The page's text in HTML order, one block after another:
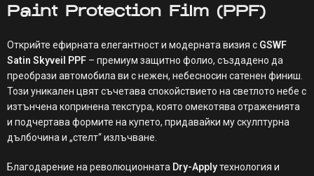
Paint Protection Film (PPF)
Открийте ефирната елегантност и модерната визия с GSWF
Satin Skyveil PPF – премиум защитно фолио, създадено да
преобрази автомобила ви с нежен, небесносин сатенен финиш.
Този уникален цвят съчетава спокойствието на светлото небе с
изтънчена копринена текстура, която омекотява отраженията
и подчертава формите на купето, придавайки му скулптурна
дълбочина и „стелт“ излъчване.
Благодарение на революционната Dry-Applyтехнология и